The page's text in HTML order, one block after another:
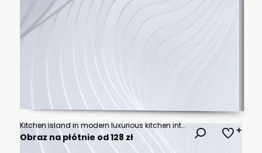
Kitchen island in modern luxurious kitchen interior. Created with Generative AI technology.
Obraz na płótnie od 128 zł